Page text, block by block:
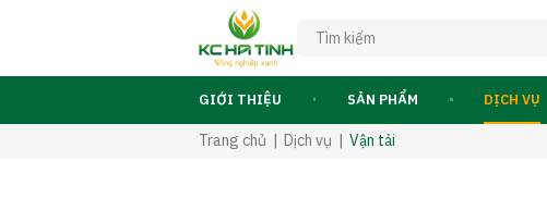
GIỚI THIỆU SẢN PHẨM DỊCH VỤ
Trang chủ Dịch vụ Vận tải